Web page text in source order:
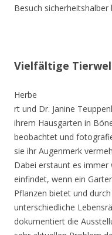
Besuch sicherheitshalber
Vielfältige
Herbe
rt und Dr. Janine
ihrem Hausgarten in
beobachtet und
sie ihr Augenmerk
Dabei erstaunt es immer
einfindet, wenn ein
Pflanzen bietet und
unterschiedliche
dokumentiert die